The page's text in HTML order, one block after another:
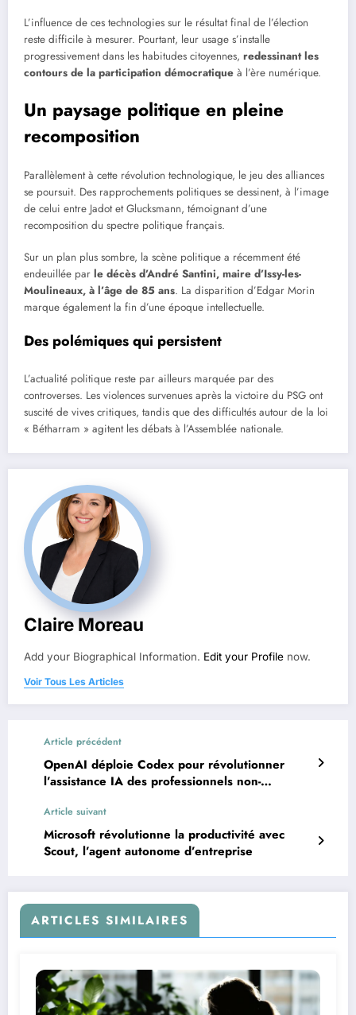
L’influence de ces technologies sur le résultat final de l’élection
reste difficile à mesurer. Pourtant, leur usage s’installe
progressivement dans les habitudes citoyennes, redessinant les
contours de la participation démocratique à l’ère numérique.
Un paysage politique en pleine
recomposition
Parallèlement à cette révolution technologique, le jeu des alliances
se poursuit. Des rapprochements politiques se dessinent, à l’image
de celui entre Jadot et Glucksmann, témoignant d’une
recomposition du spectre politique français.
Sur un plan plus sombre, la scène politique a récemment été
endeuillée par le décès d’André Santini, maire d’Issy-les-
Moulineaux, à l’âge de 85 ans. La disparition d’Edgar Morin
marque également la fin d’une époque intellectuelle.
Des polémiques qui persistent
L’actualité politique reste par ailleurs marquée par des
controverses. Les violences survenues après la victoire du PSG ont
suscité de vives critiques, tandis que des difficultés autour de la loi
« Bétharram » agitent les débats à l’Assemblée nationale.
Claire Moreau
Add your Biographical Information. Edit your Profile now.
Voir Tous Les Articles
Article précédent
OpenAI déploie Codex pour révolutionner
l’assistance IA des professionnels non-
Article suivant
Microsoft révolutionne la productivité avec
Scout, l’agent autonome d’entreprise
ARTICLES SIMILAIRES